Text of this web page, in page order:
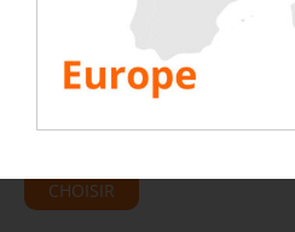
Nous pouvons réaliser pour
. Elle comprend :
la livraison des
leurs installations et
une assistance dans la
CHOISIR